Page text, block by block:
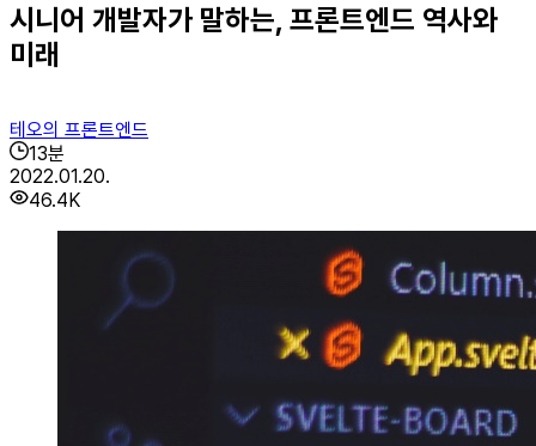
시니어 개발자가 말하는, 프론트엔드 역사와
미래
테오의 프론트엔드
13분
2022.01.20.
46.4K